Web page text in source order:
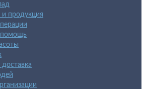
и продукция
помощь